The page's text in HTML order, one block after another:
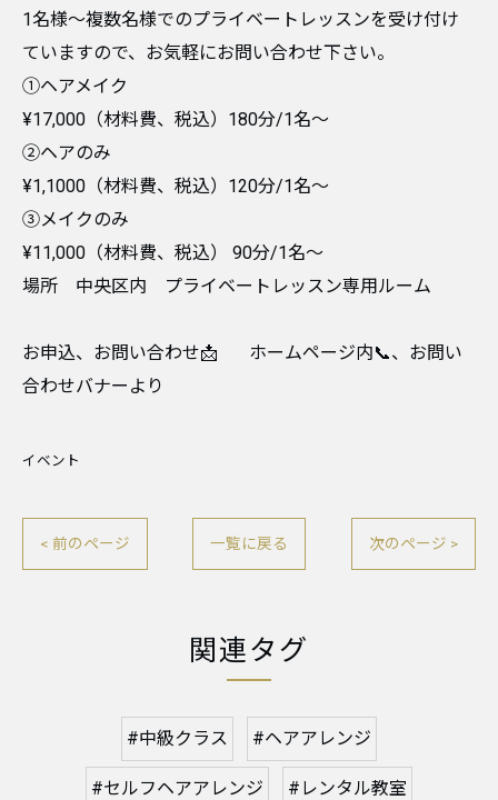
1名様〜複数名様でのプライベートレッスンを受け付け
ていますので、お気軽にお問い合わせ下さい。
①ヘアメイク
¥17,000（材料費、税込）180分/1名〜
②ヘアのみ
¥1,1000（材料費、税込）120分/1名〜
③メイクのみ
¥11,000（材料費、税込） 90分/1名〜
場所 中央区内 プライベートレッスン専用ルーム
お申込、お問い合わせ📩 ホームページ内📞、お問い
合わせバナーより
イベント
< 前のページ 一覧に戻る 次のページ >
関連タグ
#中級クラス #ヘアアレンジ
#セルフヘアアレンジ #レンタル教室